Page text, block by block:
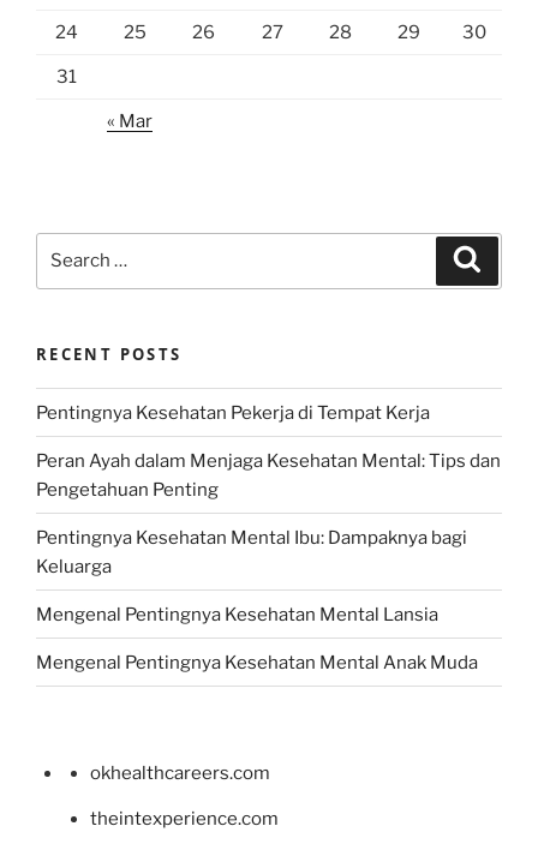
24 25 26 27 28 29 30
31
« Mar
RECENT POSTS
Pentingnya Kesehatan Pekerja di Tempat Kerja
Peran Ayah dalam Menjaga Kesehatan Mental: Tips dan
Pengetahuan Penting
Pentingnya Kesehatan Mental Ibu: Dampaknya bagi
Keluarga
Mengenal Pentingnya Kesehatan Mental Lansia
Mengenal Pentingnya Kesehatan Mental Anak Muda
okhealthcareers.com
theintexperience.com